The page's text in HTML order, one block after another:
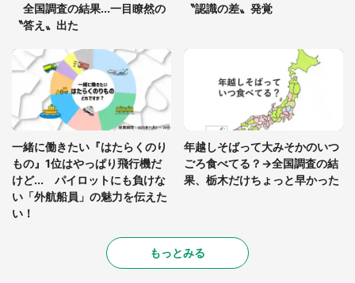
全国調査の結果...一目瞭然の
〝答え〟出た
〝認識の差〟発覚
一緒に働きたい『はたらくのり
もの』1位はやっぱり飛行機だ
けど... パイロットにも負けな
い「外航船員」の魅力を伝えた
い！
年越しそばって大みそかのいつ
ごろ食べてる？→全国調査の結
果、栃木だけちょっと早かった
もっとみる